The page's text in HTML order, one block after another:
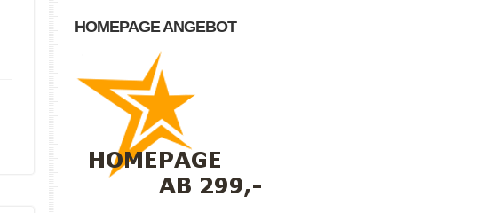
HOMEPAGE ANGEBOT